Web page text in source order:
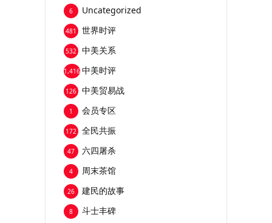
Uncategorized
6
世界时评
481
中美关系
532
中美时评
1,416
中美贸易战
126
会员专区
1
全民共振
172
六四屠杀
47
周末茶馆
4
建民的故事
26
斗士丰碑
8